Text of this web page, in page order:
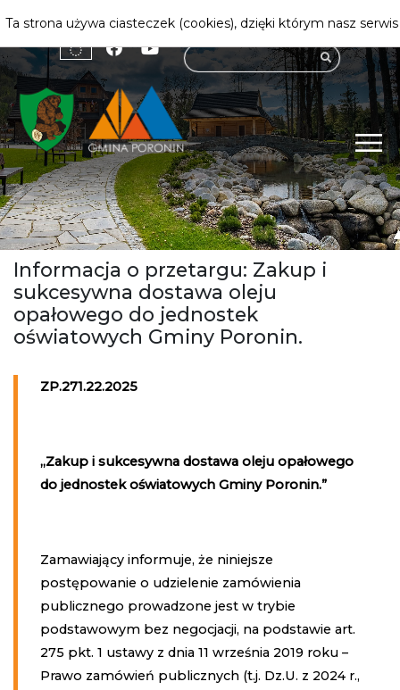
mieszkańca
Informacja o przetargu: Zakup i
sukcesywna dostawa oleju
opałowego do jednostek
oświatowych Gminy Poronin.
ZP.271.22.2025
„Zakup i sukcesywna dostawa oleju opałowego
do jednostek oświatowych Gminy Poronin.”
Zamawiający informuje, że niniejsze
postępowanie o udzielenie zamówienia
publicznego prowadzone jest w trybie
podstawowym bez negocjacji, na podstawie art.
275 pkt. 1 ustawy z dnia 11 września 2019 roku –
Prawo zamówień publicznych (t.j. Dz.U. z 2024 r.,
Ta strona używa ciasteczek (cookies), dzięki którym nasz